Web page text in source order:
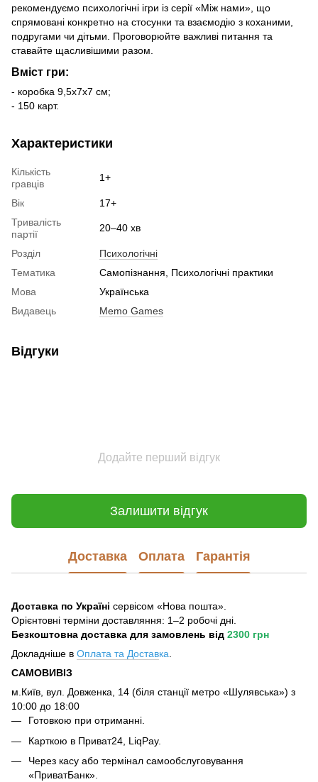
рекомендуємо психологічні ігри із серії «Між нами», що
спрямовані конкретно на стосунки та взаємодію з коханими,
подругами чи дітьми. Проговорюйте важливі питання та
ставайте щасливішими разом.
Вміст гри:
- коробка 9,5х7х7 см;
- 150 карт.
Характеристики
Кількість
гравців
1+
Вік
17+
Тривалість
партії
20–40 хв
Розділ
Психологічні
Тематика
Самопізнання, Психологічні практики
Мова
Українська
Видавець
Memo Games
Відгуки
Додайте перший відгук
Залишити відгук
Доставка Оплата Гарантія
Доставка по Україні сервісом «Нова пошта».
Орієнтовні терміни доставляння: 1–2 робочі дні.
Безкоштовна доставка для замовлень від 2300 грн
Докладніше в Оплата та Доставка.
САМОВИВІЗ
м.Київ, вул. Довженка, 14 (біля станції метро «Шулявська») з
10:00 до 18:00
Готовкою при отриманні.
Карткою в Приват24, LiqPay.
Через касу або термінал самообслуговування
«ПриватБанк».